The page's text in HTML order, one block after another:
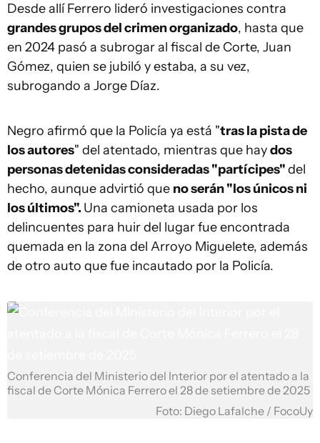
Desde allí Ferrero lideró investigaciones contra
grandes grupos del crimen organizado, hasta que
en 2024 pasó a subrogar al fiscal de Corte, Juan
Gómez, quien se jubiló y estaba, a su vez,
subrogando a Jorge Díaz.
Negro afirmó que la Policía ya está "tras la pista de
los autores" del atentado, mientras que haydos
personas detenidas consideradas "partícipes"del
hecho, aunque advirtió que no serán "los únicos ni
los últimos". Una camioneta usada por los
delincuentes para huir del lugar fue encontrada
quemada en la zona del Arroyo Miguelete, además
de otro auto que fue incautado por la Policía.
Conferencia del Ministerio del Interior por el atentado a la
fiscal de Corte Mónica Ferrero el 28 de setiembre de 2025
Foto: Diego Lafalche / FocoUy